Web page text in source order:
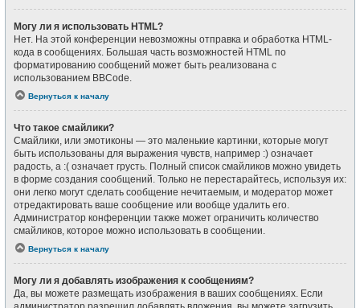
Могу ли я использовать HTML?
Нет. На этой конференции невозможны отправка и обработка HTML-
кода в сообщениях. Большая часть возможностей HTML по
форматированию сообщений может быть реализована с
использованием BBCode.
Вернуться к началу
Что такое смайлики?
Смайлики, или эмотиконы — это маленькие картинки, которые могут
быть использованы для выражения чувств, например :) означает
радость, а :( означает грусть. Полный список смайликов можно увидеть
в форме создания сообщений. Только не перестарайтесь, используя их:
они легко могут сделать сообщение нечитаемым, и модератор может
отредактировать ваше сообщение или вообще удалить его.
Администратор конференции также может ограничить количество
смайликов, которое можно использовать в сообщении.
Вернуться к началу
Могу ли я добавлять изображения к сообщениям?
Да, вы можете размещать изображения в ваших сообщениях. Если